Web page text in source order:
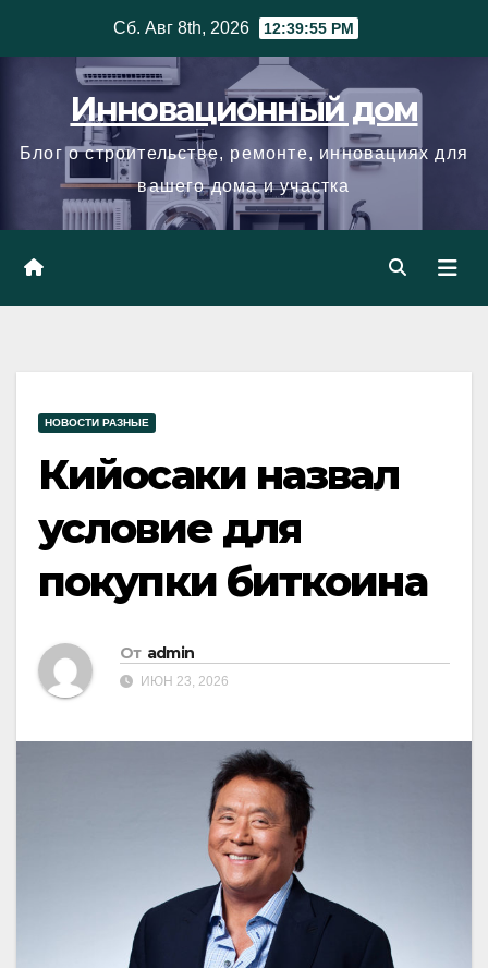
Сб. Авг 8th, 2026 12:39:56 PM
Инновационный дом
Блог о строительстве, ремонте, инновациях для
вашего дома и участка
НОВОСТИ РАЗНЫЕ
Кийосаки назвал
условие для
покупки биткоина
От admin
ИЮН 23, 2026